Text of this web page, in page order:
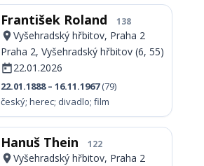
František Roland 138
Vyšehradský hřbitov, Praha 2
Praha 2, Vyšehradský hřbitov (6, 55)
22.01.2026
22.01.1888 – 16.11.1967(79)
český; herec; divadlo; film
Hanuš Thein 122
Vyšehradský hřbitov, Praha 2